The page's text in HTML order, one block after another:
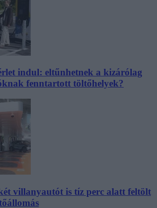
indul: eltűnhetnek a kizárólag
fenntartott töltőhelyek?
villanyautót is tíz perc alatt feltölt